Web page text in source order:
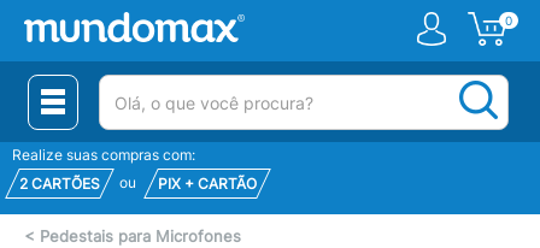
0
(pesquisar)
Realize suas compras com:
2 CARTÕES
ou PIX + CARTÃO
< Pedestais para Microfones